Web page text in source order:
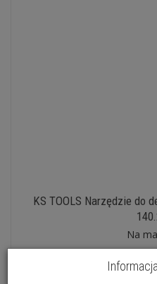
KS TOOLS Narzędzie do
Na